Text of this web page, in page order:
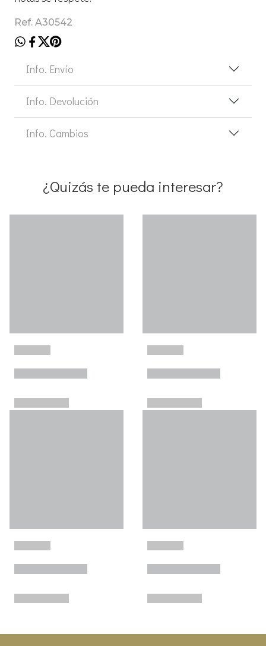
Ref. A30542
Info. Envío
Info. Devolución
Info. Cambios
¿Quizás te pueda interesar?